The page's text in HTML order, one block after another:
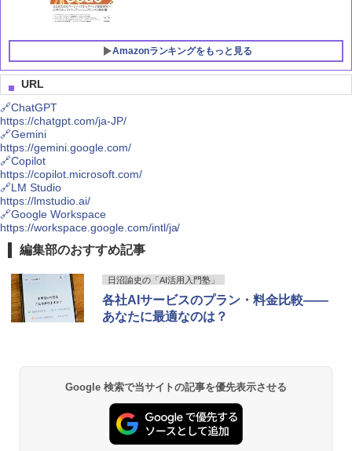
Amazonランキングをもっと見る
1
2
玄人志向 AMD Radeon RX 9060 XT 搭
載 グラフィックボード 16GB デュアル
ファン 【国内正規品】 RD-RX9060XT-E
￥65,000
G TRIO OC WHITE グラフィックスボー
ド VD9040
￥191,717
1
DR4-3200 メーカー制限付無期限保証CP
2
シー・エフ・デー販売 CFD販売 CFD St
andard デスクトップ用 メモリ DDR4 32
00 (PC4-25600) 16GB×2枚 288pin DIM
M 相性保証 W4U3200CS-16G
￥32,400
フェン 銅箔 ヒートシンク DDR5-5600 3
ー・エフ・デー販売 CFD Standard W5
U5600CS-32GC46F
URL
🔗ChatGPT
https://chatgpt.com/ja-JP/
🔗Gemini
https://gemini.google.com/
🔗Copilot
https://copilot.microsoft.com/
🔗LM Studio
https://lmstudio.ai/
🔗Google Workspace
https://workspace.google.com/intl/ja/
編集部のおすすめ記事
日沼諭史の「AI活用入門塾」
各社AIサービスのプラン・料金比較――
あなたに最適なのは？
Google 検索で当サイトの記事を優先表示させる